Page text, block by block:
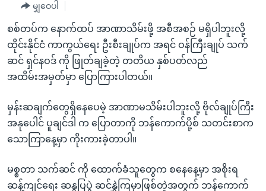
အကြောင်းအရာ
ကျော်
ပင်မ
အ
စာမျက်နှာ
သို့
ကျော်
အစ္စရေး-ပါလက်စတိုင်း
ရပ်ဝန်းတခု လမ်းတခု အလွန်
အင်္ဂလိပ်စာလေ့လာမယ်
အမေရိကန်သုံးအီဒီယံ
မကြေးမုံရဲ့ အင်္ဂလိပ်စာ
ရုပ်ရှင်ထဲက အင်္ဂလိပ်စာ
သုတပဒေသာ အင်္ဂလိပ်စာ
အပတ်စဉ်ကဏ္ဍများ
ရေဒီယို
ရေဒီယိုနှင့်ရုပ်သံ အချက်အလက်များ
ရေဒီယို/တီဗွီအစီအစဉ်
Learning English
ဗွီအိုအေ လူမှုကွန်ယက်များ
မျှဝေပါ
စစ်တပ်က နောက်ထပ် အာဏာသိမ်းဖို့ အစီအစဉ် မရှိပါဘူးလို့
ထိုင်းနိုင်ငံ ကာကွယ်ရေး ဦးစီးချုပ်က အရင် ဝန်ကြီးချုပ် သက်
ဆင် ရှင်နဝဒ် ကို ဖြုတ်ချခဲ့တဲ့ တတိယ နှစ်ပတ်လည်
အထိမ်းအမှတ်မှာ ပြောကြားပါတယ်။
မှန်းဆချက်တွေရှိနေပေမဲ့ အာဏာမသိမ်းပါဘူးလို့ ဗိုလ်ချုပ်ကြီး
အနုပေါင် ပူချင်ဒါ က ပြောတာကို ဘန်ကောက်ပို့စ် သတင်းစာက
သောကြာနေ့မှာ ကိုးကားခဲ့တာပါ။
မစ္စတာ သက်ဆင် ကို ထောက်ခံသူတွေက စနေနေ့မှာ အစိုးရ
ဆန့်ကျင်ရေး ဆန္ဒပြပွဲ ဆင်နွှဲကြမှာဖြစ်တဲ့အတွက် ဘန်ကောက်